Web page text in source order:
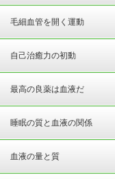
毛細血管を開く運動
自己治癒力の初動
最高の良薬は血液だ
睡眠の質と血液の関係
血液の量と質